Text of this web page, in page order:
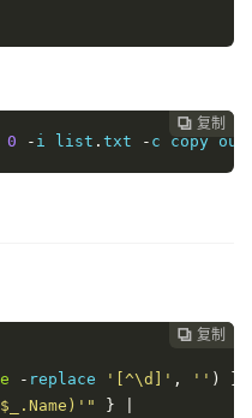
 复制
0 - i list . txt - c copy
 复制
- replace '[^\d]' , '' )
}